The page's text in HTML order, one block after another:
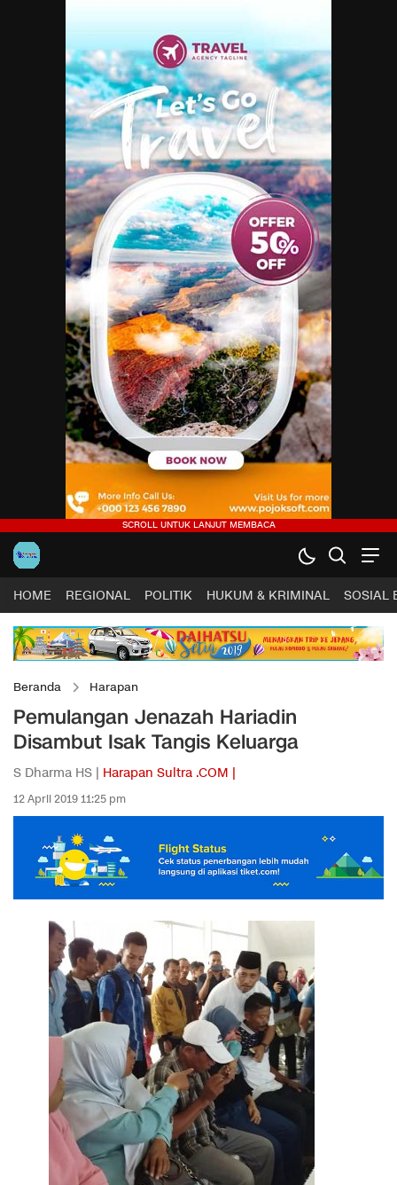
HOME REGIONAL POLITIK HUKUM & KRIMINAL SOSIAL
Beranda Harapan
Pemulangan Jenazah Hariadin
Disambut Isak Tangis Keluarga
S Dharma HS | Harapan Sultra .COM |
12 April 2019 11:25 pm